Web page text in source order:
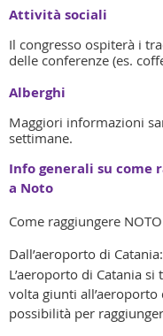
Attività sociali
Il congresso ospiterà i
delle conferenze (es.
Alberghi
Maggiori informazioni
settimane.
Info generali su come
a Noto
Come raggiungere NOTO
Dall’aeroporto di Catania:
L’aeroporto di Catania
volta giunti
possibilità per